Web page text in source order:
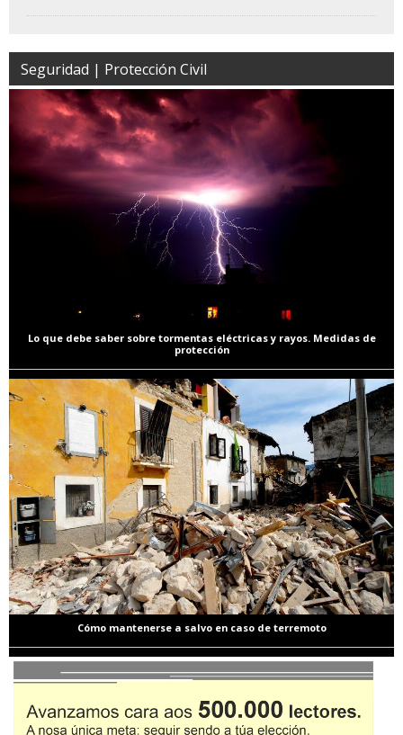
Seguridad | Protección Civil
Lo que debe saber sobre tormentas eléctricas y rayos. Medidas de
protección
Cómo mantenerse a salvo en caso de terremoto